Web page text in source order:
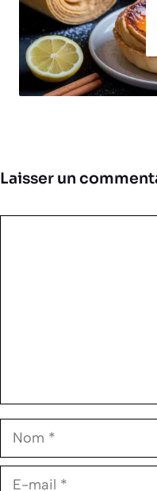
Laisser un
Nom
E-